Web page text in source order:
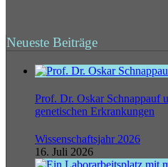
Neueste Beiträge
Prof. Dr. Oskar Schnappauf
genetischen Erkrankungen
Wissenschaftsjahr 2026
16. Juli 2026